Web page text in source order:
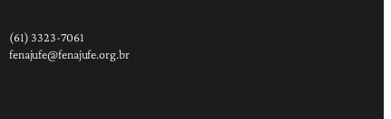
(61) 3323-7061
fenajufe@fenajufe.org.br